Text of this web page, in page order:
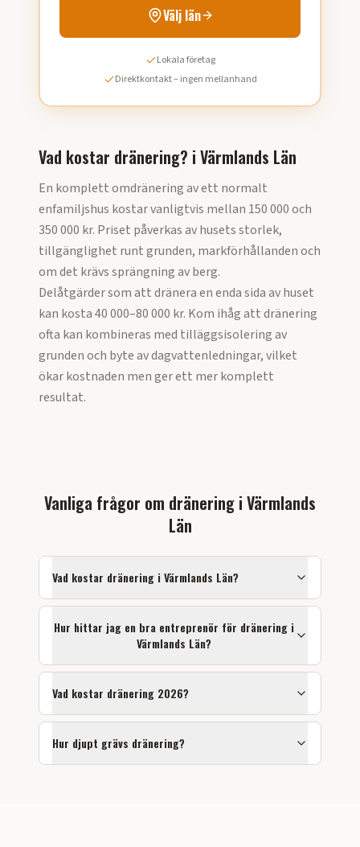
Välj län
Lokala företag
Direktkontakt – ingen mellanhand
Vad kostar dränering? i Värmlands Län
En komplett omdränering av ett normalt
enfamiljshus kostar vanligtvis mellan 150 000 och
350 000 kr. Priset påverkas av husets storlek,
tillgänglighet runt grunden, markförhållanden och
om det krävs sprängning av berg.
Delåtgärder som att dränera en enda sida av huset
kan kosta 40 000–80 000 kr. Kom ihåg att dränering
ofta kan kombineras med tilläggsisolering av
grunden och byte av dagvattenledningar, vilket
ökar kostnaden men ger ett mer komplett
resultat.
Vanliga frågor om dränering i Värmlands
Län
Vad kostar dränering i Värmlands Län?
Hur hittar jag en bra entreprenör för dräneringi
Värmlands Län?
Vad kostar dränering 2026?
Hur djupt grävs dränering?